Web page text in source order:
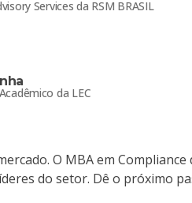
Services da RSM BRASIL
da LEC
O MBA em
do setor. Dê o próximo